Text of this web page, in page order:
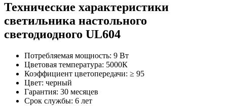
Технические характеристики
светильника настольного
светодиодного UL604
Потребляемая мощность: 9 Вт
Цветовая температура: 5000К
Коэффициент цветопередачи: ≥ 95
Цвет: черный
Гарантия: 30 месяцев
Срок службы: 6 лет